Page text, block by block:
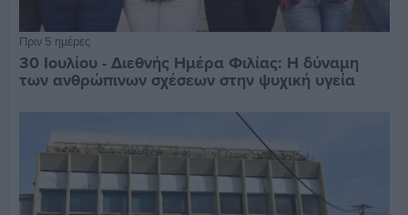
Πριν 5 ημέρες
30 Ιουλίου - Διεθνής Ημέρα Φιλίας: Η δύναμη
των ανθρώπινων σχέσεων στην ψυχική υγεία